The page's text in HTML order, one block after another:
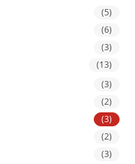
(5)
(6)
(3)
(13)
(3)
(2)
(3)
(2)
(3)